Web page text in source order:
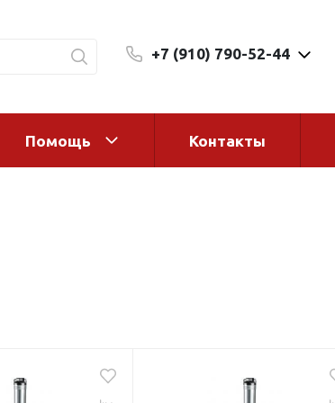
+7 (910) 790-52-44
Магистральные фильтры
Помощь Контакты